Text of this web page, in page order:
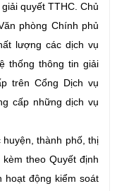
quyết TTHC. Chủ
phòng Chính phủ
lượng các dịch vụ
thống thông tin giải
trên Cổng Dịch vụ
cấp những dịch vụ
thành phố, thị
theo Quyết định
hoạt động kiểm soát